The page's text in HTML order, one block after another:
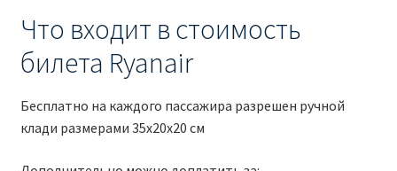
Что входит в стоимость
билета Ryanair
Бесплатно на каждого пассажира разрешен ручной
клади размерами 35x20x20 см